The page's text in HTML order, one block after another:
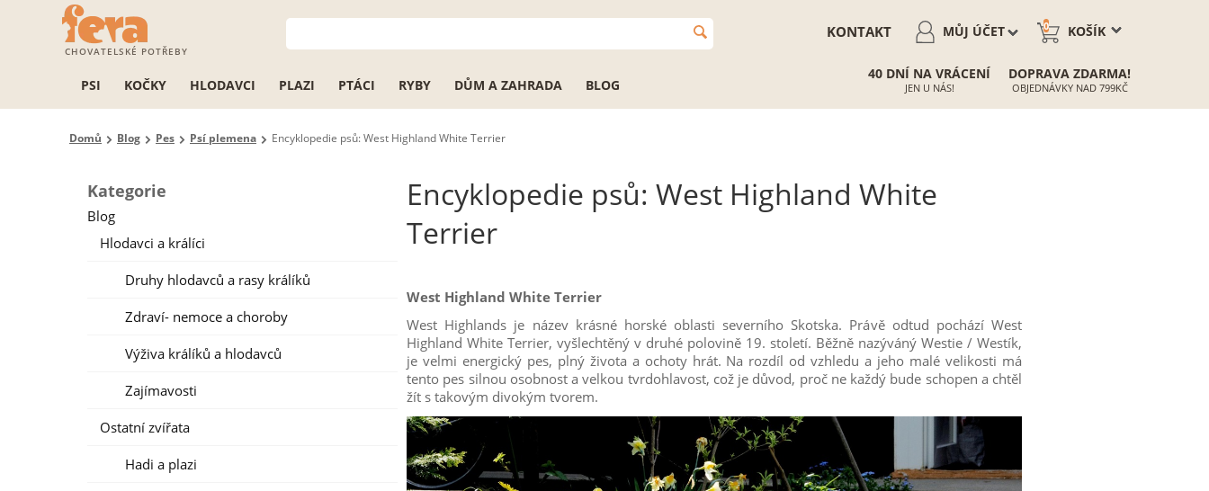
CHOVATELSKÉ POTŘEBY
KOŠÍK
0
MŮJ ÚČET
KONTAKT
PSI KOČKY HLODAVCI PLAZI PTÁCI RYBY DŮM A ZAHRADA BLOG
40 DNÍ NA VRÁCENÍ
JEN U NÁS!
DOPRAVA ZDARMA!
OBJEDNÁVKY NAD 799KČ
Domů Blog Pes Psí plemena Encyklopedie psů: West Highland White Terrier
Kategorie
Blog
Hlodavci a králíci
Druhy hlodavců a rasy králíků
Zdraví- nemoce a choroby
Výživa králíků a hlodavců
Zajímavosti
Ostatní zvířata
Hadi a plazi
Encyklopedie psů: West Highland White
Terrier
West Highland White Terrier
West Highlands je název krásné horské oblasti severního Skotska. Právě odtud pochází West
Highland White Terrier, vyšlechtěný v druhé polovině 19. století. Běžně nazýváný Westie / Westík,
je velmi energický pes, plný života a ochoty hrát. Na rozdíl od vzhledu a jeho malé velikosti má
tento pes silnou osobnost a velkou tvrdohlavost, což je důvod, proč ne každý bude schopen a chtěl
žít s takovým divokým tvorem.